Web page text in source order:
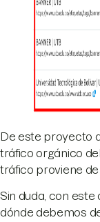
De este proyecto
tráfico orgánico
tráfico proviene de
Sin duda, con
dónde debemos